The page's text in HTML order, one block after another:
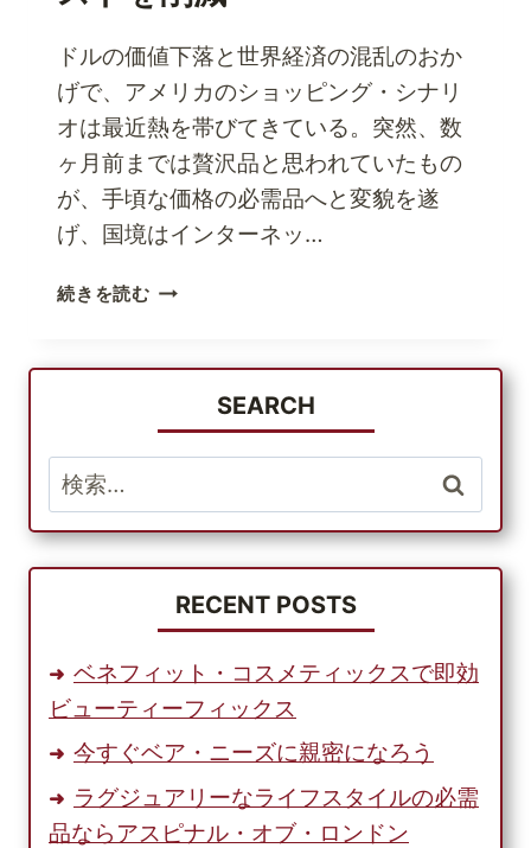
で
ア
メ
リ
カ
の
ト
ッ
プ
ラ
ドルの価値下落と世界経済の混乱のおか
げで、アメリカのショッピング・シナリ
オは最近熱を帯びてきている。突然、数
ヶ月前までは贅沢品と思われていたもの
が、手頃な価格の必需品へと変貌を遂
げ、国境はインターネッ…
続きを読むパ
ル
ウ
ン
で
輸
送
ス
を
削
減
SEARCH
検
索:
RECENT POSTS
ベネフィット・コスメティックスで即効
ビューティーフィックス
今すぐベア・ニーズに親密になろう
ラグジュアリーなライフスタイルの必需
品ならアスピナル・オブ・ロンドン